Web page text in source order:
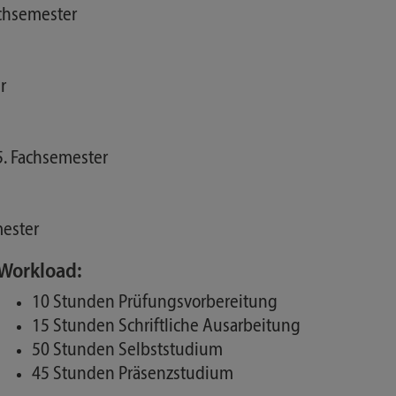
Fachsemester
10 Stunden Prüfungsvorbereitung
15 Stunden Schriftliche Ausarbeitung
50 Stunden Selbststudium
45 Stunden Präsenzstudium